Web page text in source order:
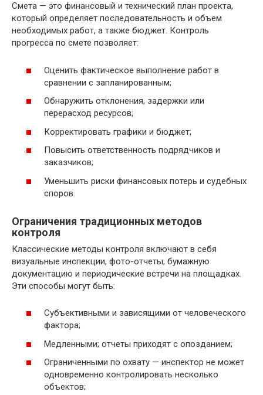
Смета — это финансовый и технический план проекта,
который определяет последовательность и объем
необходимых работ, а также бюджет. Контроль
прогресса по смете позволяет:
Оценить фактическое выполнение работ в
сравнении с запланированным;
Обнаружить отклонения, задержки или
перерасход ресурсов;
Корректировать графики и бюджет;
Повысить ответственность подрядчиков и
заказчиков;
Уменьшить риски финансовых потерь и судебных
споров.
Ограничения традиционных методов
контроля
Классические методы контроля включают в себя
визуальные инспекции, фото-отчеты, бумажную
документацию и периодические встречи на площадках.
Эти способы могут быть:
Субъективными и зависящими от человеческого
фактора;
Медленными; отчеты приходят с опозданием;
Ограниченными по охвату — инспектор не может
одновременно контролировать несколько
объектов;